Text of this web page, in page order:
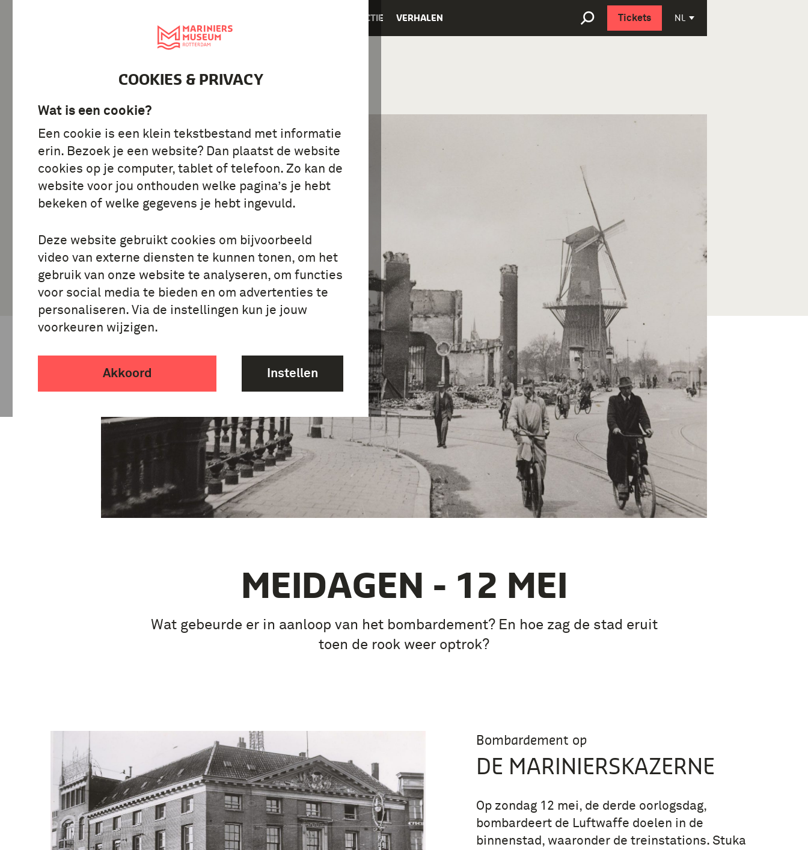
COOKIES & PRIVACY
Wat is een cookie?
Een cookie is een klein tekstbestand met informatie
erin. Bezoek je een website? Dan plaatst de website
cookies op je computer, tablet of telefoon. Zo kan de
website voor jou onthouden welke pagina’s je hebt
bekeken of welke gegevens je hebt ingevuld.
Deze website gebruikt cookies om bijvoorbeeld
video van externe diensten te kunnen tonen, om het
gebruik van onze website te analyseren, om functies
voor social media te bieden en om advertenties te
personaliseren. Via de instellingen kun je jouw
voorkeuren wijzigen.
Akkoord Instellen
COLLECTIE VERHALEN Tickets NL
English
MEIDAGEN - 12 MEI
Wat gebeurde er in aanloop van het bombardement? En hoe zag de stad eruit
toen de rook weer optrok?
Bombardement op
DE MARINIERSKAZERNE
Op zondag 12 mei, de derde oorlogsdag,
bombardeert de Luftwaffe doelen in de
binnenstad, waaronder de treinstations. Stuka